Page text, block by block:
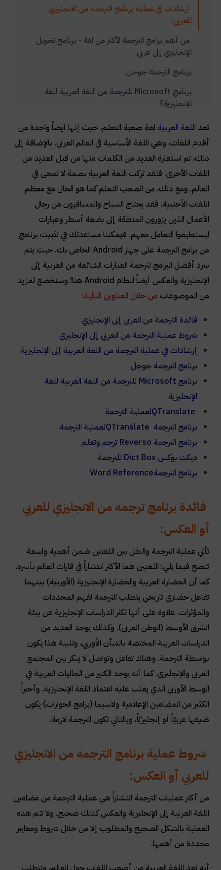
إرشادات في عملية برنامج الترجمه من الانجليزي
للعربي:
من أهم برامج الترجمة لأكثر من لغة - برنامج تحويل
الإنجليزي إلى عربي
برنامج الترجمة جوجل:
برنامج Microsoft للترجمة من اللغة العربية للغة
الإنجليزية؟
برنامج الترجمه من الانجليزي للعربي QTranslate:
برنامج تحويل الإنجليزي إلى عربي Reverso ترجم
وتعلم
برنامج تحويل الإنجليزي إلى عربي ديكت بوكس Dict
Box
برنامج تحويل الإنجليزي إلى عربي Word
Reference
فيديو: تطبيق الترجمة من Microsoft
تعد اللغة العربية لغة صعبة التعلم، حيث إنها أيضاً واحدة من
أقدم اللغات، وهي اللغة الأساسية في العالم العربي. بالإضافة إلى
ذلك، تم استعارة العديد من الكلمات منها من قبل العديد من
اللغات الأخرى. فلقد تركت اللغة العربية بصمة لا تمحى في
العالم. ومع ذلك، من الصعب التعلم كما هو الحال مع معظم
اللغات الأجنبية. فقد يحتاج السياح والمسافرون من رجال
الأعمال الذين يزورون المنطقة إلى بضعة أسطر وعبارات
ليستطيعوا التعامل معهم. فيمكننا مساعدتك في تثبيت برنامج
من برامج الترجمة على جهاز Android الخاص بك. حيث يتم
سرد أفضل البرامج لترجمة العبارات الشائعة من العربية إلى
الإنجليزية والعكس أيضاً لنظام Android هنا! وسنخضع لمزيد
من الموضوعات من خلال العناوين التالية:
فائدة الترجمة من العربي إلى الإنجليزي
شروط عملية الترجمة من العربي إلى الإنجليزي
إرشادات في عملية الترجمة من اللغة العربية إلى الإنجليزية
برنامج الترجمة جوجل
برنامج Microsoft للترجمة من اللغة العربية للغة
الإنجليزية
QTranslateلعملية الترجمة
برنامج الترجمة QTranslateلعملية الترجمة
برنامج الترجمة Reverso ترجم وتعلم
ديكت بوكس Dict Box للترجمة
برنامج الترجمةWord Reference
فائدة برنامج ترجمه من الانجليزي للعربي
أو العكس:
تأتي عملية الترجمة والنقل بين اللغتين ضمن أهمية واسعة
تتضح فيما يلي: اللغتين هما الأكثر انتشاراً في قارات العالم بأسره.
كما أن الحضارة العربية والحضارة الإنجليزية (الأوربية) بينهما
تفاعل حضاري تاريخي يتطلب الترجمة لفهم المحددات
والمؤثرات. علاوة على أنها تكثر الدراسات الإنجليزية عن بيئة
الشرق الأوسط (الوطن العربي). وكذلك يوجد العديد من
الدراسات العربية المختصة بالشأن الأوربي، وتلبية هذا يكون
بواسطة الترجمة. وهناك تفاعل وتواصل لا ينكر بين المجتمع
العربي والإنجليزي. كما أنه يوجد الكثير من الجاليات العربية في
الوسط الأوربي الذي يغلب عليه اعتماد اللغة الإنجليزية. وأخيراً
الكثير من المضامين الإعلامية ولاسيما (برامج الحوارات) يكون
ضيفها عربيّاً أو إنجليزيّاً، وبالتالي تكون الترجمة لازمة.
شروط عملية برنامج الترجمه من الانجليزي
للعربي أو العكس:
من أكثر عمليات الترجمة انتشاراً هي عملية الترجمة من مضامين
اللغة العربية إلى الإنجليزية والعكس كذلك صحيح. ولا تتم هذه
العملية بالشكل الصحيح والمطلوب إلا من خلال شروط ومعايير
محددة من أهمها.